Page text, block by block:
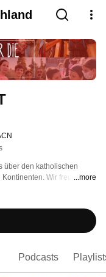
über den katholischen
Wir freuen uns
...more
Podcasts